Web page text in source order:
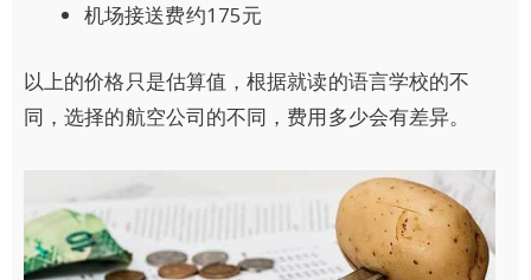
机场接送费约175元
以上的价格只是估算值，根据就读的语言学校的不
同，选择的航空公司的不同，费用多少会有差异。